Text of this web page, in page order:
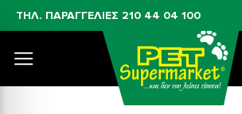
ΤΗΛ. ΠΑΡΑΓΓΕΛΙΕΣ 210 44 04 100